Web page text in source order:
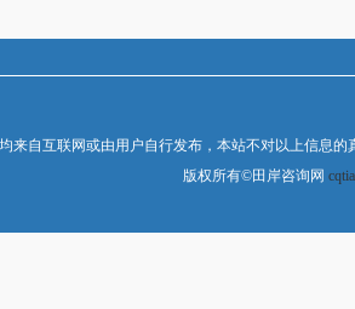
来自互联网或由用户自行发布，本站不对以上信息
版权所有©田岸咨询网